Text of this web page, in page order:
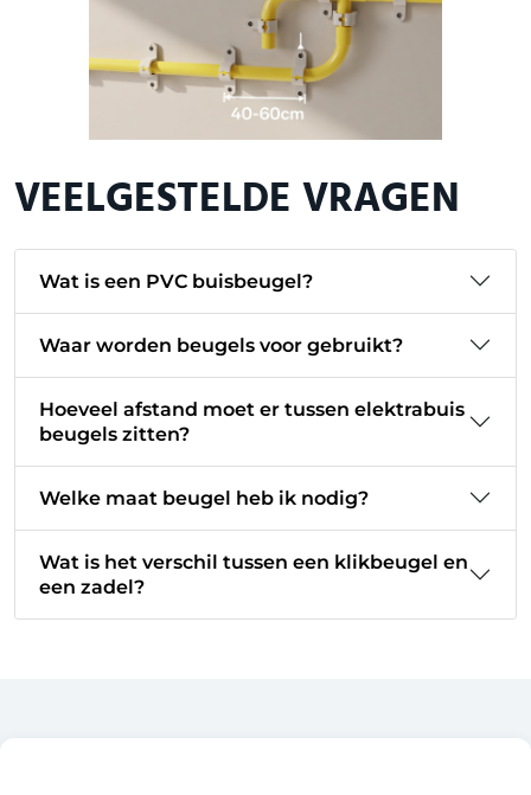
VEELGESTELDE VRAGEN
Wat is een PVC buisbeugel?
Waar worden beugels voor gebruikt?
Hoeveel afstand moet er tussen elektrabuis
beugels zitten?
Welke maat beugel heb ik nodig?
Wat is het verschil tussen een klikbeugel en
een zadel?